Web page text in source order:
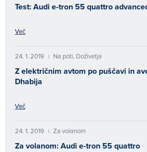
Test: Audi e-tron 55 quattro
Več
24. 1. 2019 | Na poti, Doživetja
Z električnim avtom po puščavi in
Dhabija
Več
24. 1. 2019 | Za volanom
Za volanom: Audi e-tron 55 quattro